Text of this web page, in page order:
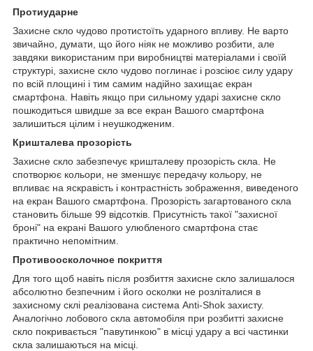
Протиударне
Захисне скло чудово протистоїть ударного впливу. Не варто
звичайно, думати, що його ніяк не можливо розбити, але
завдяки використаним при виробництві матеріалами і своїй
структурі, захисне скло чудово поглинає і розсіює силу удару
по всій площині і тим самим надійно захищає екран
смартфона. Навіть якщо при сильному ударі захисне скло
пошкодиться швидше за все екран Вашого смартфона
залишиться цілим і неушкодженим.
Кришталева прозорість
Захисне скло забезпечує кришталеву прозорість скла. Не
спотворює кольори, не зменшує передачу кольору, не
впливає на яскравість і контрастність зображення, виведеного
на екран Вашого смартфона. Прозорість загартованого скла
становить більше 99 відсотків. Присутність такої "захисної
броні" на екрані Вашого улюбленого смартфона стає
практично непомітним.
Противоосколочное покриття
Для того щоб навіть після розбиття захисне скло залишалося
абсолютно безпечним і його осколки не розліталися в
захисному склі реалізована система Anti-Shok захисту.
Аналогічно лобового скла автомобіля при розбитті захисне
скло покривається "павутинкою" в місці удару а всі частинки
скла залишаються на місці.